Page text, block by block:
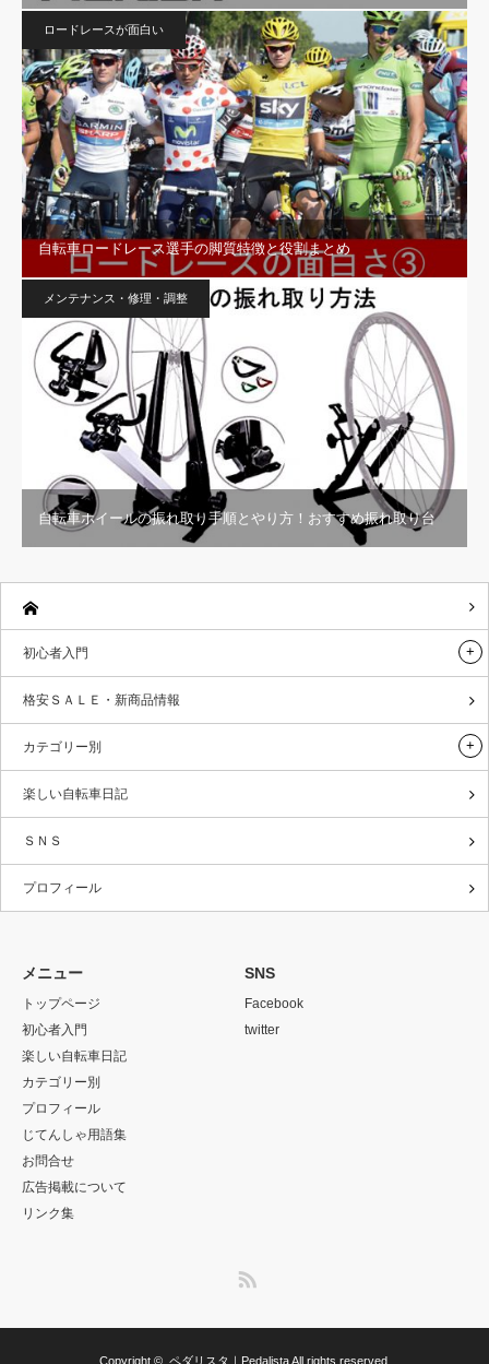
ロードレースが面白い
自転車ロードレース選手の脚質特徴と役割まとめ
メンテナンス・修理・調整
自転車ホイールの振れ取り手順とやり方！おすすめ振れ取り台
初心者入門
格安ＳＡＬＥ・新商品情報
カテゴリー別
楽しい自転車日記
ＳＮＳ
プロフィール
メニュー
トップページ
初心者入門
楽しい自転車日記
カテゴリー別
プロフィール
じてんしゃ用語集
お問合せ
広告掲載について
リンク集
SNS
Facebook
twitter
Copyright © ペダリスタ｜PedalistaAll rights reserved.